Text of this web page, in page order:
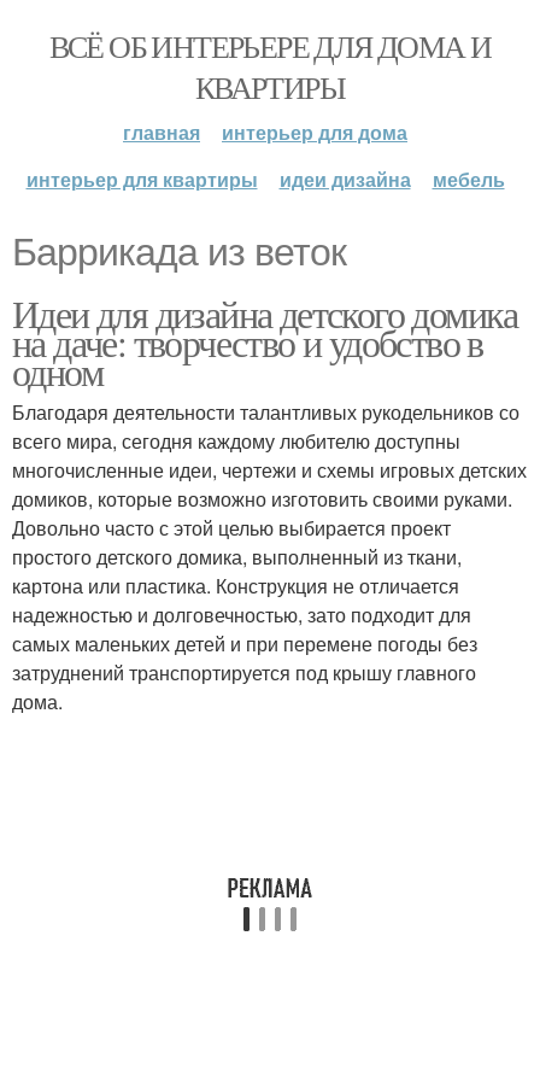
ВСЁ ОБ ИНТЕРЬЕРЕ ДЛЯ ДОМА И
КВАРТИРЫ
главная
интерьер для дома
интерьер для квартиры
идеи дизайна мебель
Баррикада из веток
Идеи для дизайна детского домика
на даче: творчество и удобство в
одном
Благодаря деятельности талантливых рукодельников со
всего мира, сегодня каждому любителю доступны
многочисленные идеи, чертежи и схемы игровых детских
домиков, которые возможно изготовить своими руками.
Довольно часто с этой целью выбирается проект
простого детского домика, выполненный из ткани,
картона или пластика. Конструкция не отличается
надежностью и долговечностью, зато подходит для
самых маленьких детей и при перемене погоды без
затруднений транспортируется под крышу главного
дома.